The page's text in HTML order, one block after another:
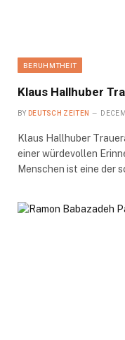
BERUHMTHEIT
Klaus Hallhuber
BY DEUTSCH ZEITEN
Klaus Hallhuber
einer würdevollen
Menschen ist eine der